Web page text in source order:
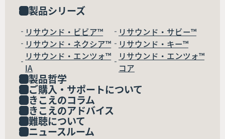
製品シリーズ
リサウンド・ビビア™
リサウンド・サビー™
リサウンド・ネクシア™
リサウンド・キー™
リサウンド・エンツォ™
IA
リサウンド・エンツォ™
コア
製品哲学
ご購入・サポートについて
きこえのコラム
きこえのアドバイス
難聴について
ニュースルーム